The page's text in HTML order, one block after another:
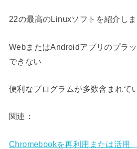
22の最高のLinuxソフトを紹介しま
WebまたはAndroidアプリのプラ
できない
便利なプログラムが多数含まれて
関連：
Chromebookを再利用または活用